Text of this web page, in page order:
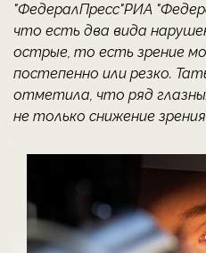
"ФедералПресс"РИА
что есть два вида
острые, то есть зрение
постепенно или резко.
отметила, что ряд
не только снижение